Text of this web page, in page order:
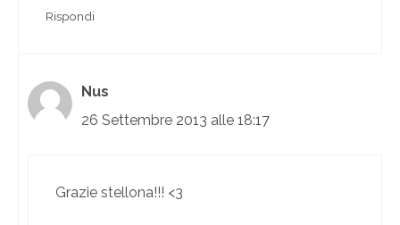
Rispondi
Nus
26 Settembre 2013 alle 18:17
Grazie stellona!!! <3